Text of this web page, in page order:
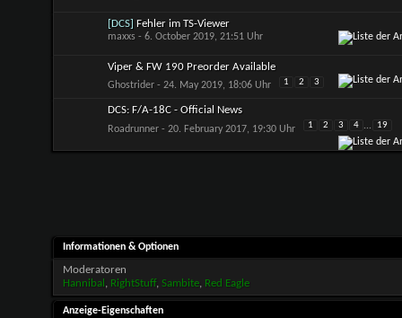
[DCS] Fehler im TS-Viewer
maxxs- 6. October 2019, 21:51 Uhr
Viper & FW 190 Preorder Available
Ghostrider- 24. May 2019, 18:06 Uhr 1 2 3
DCS: F/A-18C - Official News
Roadrunner- 20. February 2017, 19:30 Uhr 1 2 3 4 ... 19
Informationen & Optionen
Moderatoren
Hannibal , RightStuff, Sambite, Red Eagle
Anzeige-Eigenschaften